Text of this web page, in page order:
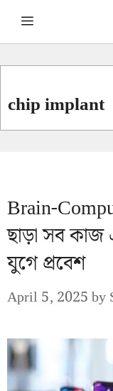
Skip Menu
chip implant
Brain-
ছাড়া সব কাজ
যুগে প্রবেশ
April 5, 2025by